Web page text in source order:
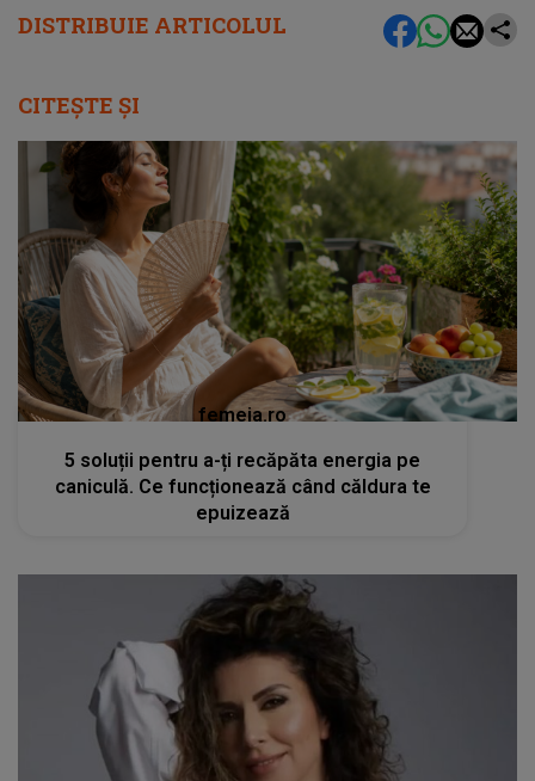
DISTRIBUIE ARTICOLUL
CITEȘTE ȘI
femeia.ro
5 soluții pentru a-ți recăpăta energia pe
caniculă. Ce funcționează când căldura te
epuizează